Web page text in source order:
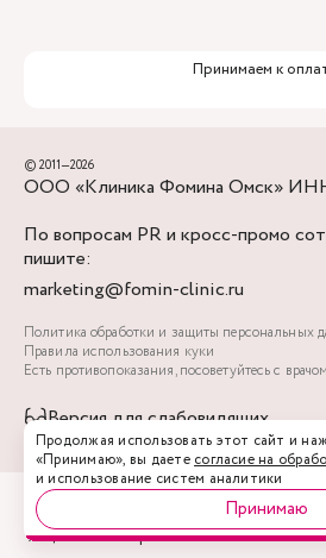
Принимаем к
© 2011—2026
ООО «Клиника Фомина Омск»
По вопросам PR и кросс-промо
пишите:
marketing@fomin-clinic.ru
Политика обработки и защиты персональных
Правила использования куки
Есть противопоказания, посоветуйтесь с
Версия для слабовидящих
Продолжая использовать этот сайт и
«Принимаю», вы даете согласие на
и использование систем аналитики
Принимаю
Акции Врачи Запись